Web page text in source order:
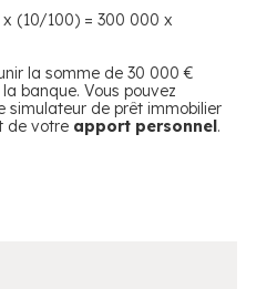
(10/100) = 300 000 x
la somme de 30 000 €
banque. Vous pouvez
simulateur de prêt immobilier
de votre apport personnel.